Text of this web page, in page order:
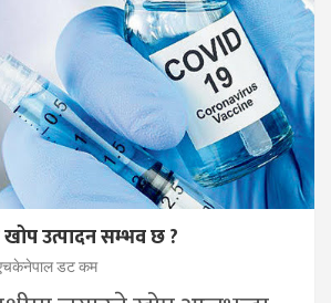
उत्पादन सम्भव छ ?
डट कम